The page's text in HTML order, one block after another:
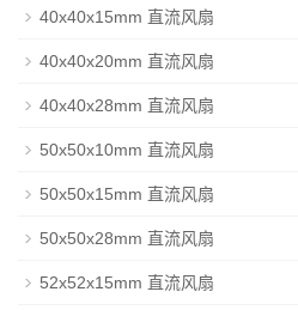
40x40x15mm 直流风扇
40x40x20mm 直流风扇
40x40x28mm 直流风扇
50x50x10mm 直流风扇
50x50x15mm 直流风扇
50x50x28mm 直流风扇
52x52x15mm 直流风扇